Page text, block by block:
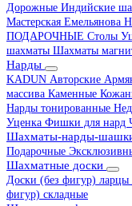
Дорожные Индийские
Мастерская Емельянова
ПОДАРОЧНЫЕ Столы
шахматы Шахматы
Нарды
KADUN Авторские
массива Каменные
Нарды тонированные
Уценка Фишки для нард
Шахматы-нарды-
Подарочные
Шахматные доски
Доски (без фигур) ларцы
фигур) складные